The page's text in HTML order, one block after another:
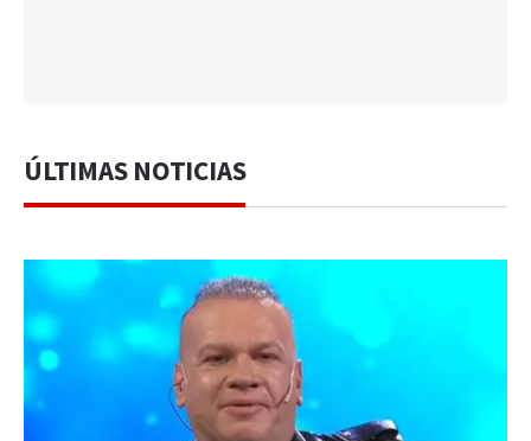
ÚLTIMAS NOTICIAS